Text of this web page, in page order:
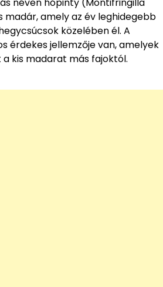
madár, amely az év leghidegebb
közelében él. A
érdekes jellemzője van, amelyek
kis madarat más fajoktól.